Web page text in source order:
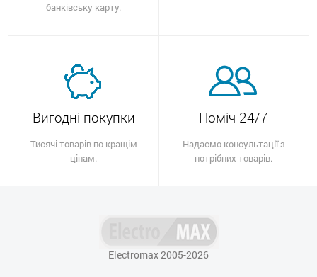
банківську карту.
Вигодні покупки
Тисячі товарів по кращім
цінам.
Поміч 24/7
Надаємо консультації з
потрібних товарів.
Electromax 2005-2026